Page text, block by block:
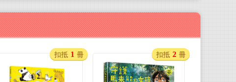
扣抵 1 冊 扣抵 2 冊